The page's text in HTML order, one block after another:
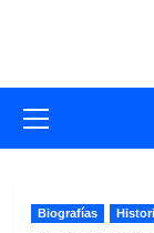
primario
Biografías